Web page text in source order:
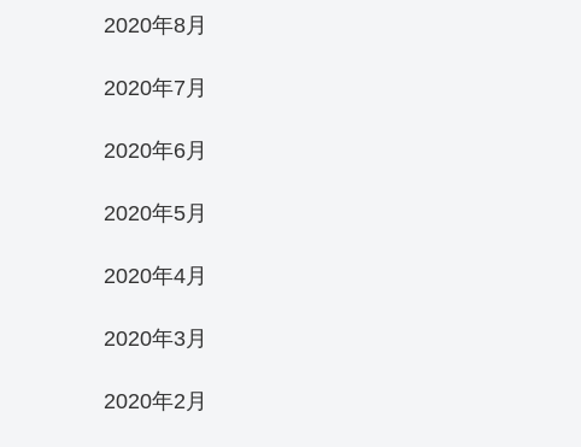
2020年8月
2020年7月
2020年6月
2020年5月
2020年4月
2020年3月
2020年2月